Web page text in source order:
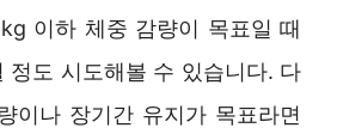
이하 체중 감량이 목표일 때
정도 시도해볼 수 있습니다. 다
이나 장기간 유지가 목표라면